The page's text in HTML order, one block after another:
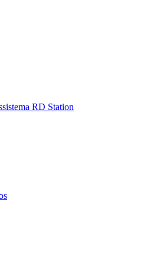
RD Station